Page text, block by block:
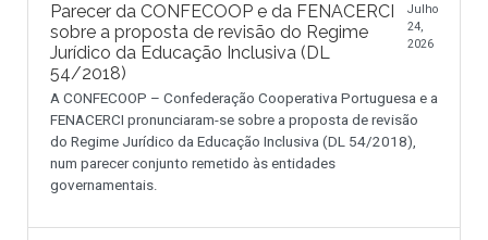
Parecer da CONFECOOP e da FENACERCI
sobre a proposta de revisão do Regime
Jurídico da Educação Inclusiva (DL
54/2018)
Julho
24,
2026
A CONFECOOP – Confederação Cooperativa Portuguesa e a
FENACERCI pronunciaram-se sobre a proposta de revisão
do Regime Jurídico da Educação Inclusiva (DL 54/2018),
num parecer conjunto remetido às entidades
governamentais.